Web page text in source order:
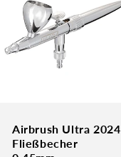
Airbrush Ultra 2024
Fließbecher